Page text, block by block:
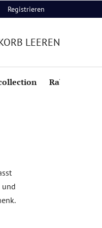
Registrieren
LEEREN
Rabatte
und